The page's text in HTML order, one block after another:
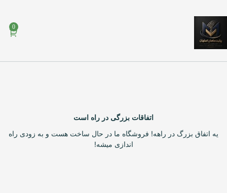
0
اتفاقات بزرگی در راه است
یه اتفاق بزرگ در راهه! فروشگاه ما در حال ساخت هست و به زودی راه
اندازی میشه!